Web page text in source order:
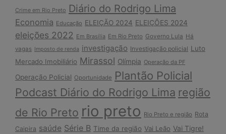
Crime em Rio Preto Diário do Rodrigo Lima
Economia Educação ELEIÇÃO 2024 ELEIÇÕES 2024
eleições 2022 Em Brasília Em Rio Preto Governo Lula Há
vagas
Imposto de renda investigação Investigação policial Luto
Mercado Imobiliário Mirassol Olímpia Operação da PF
Operação Policial Oportunidade Plantão Policial
Podcast Diário do Rodrigo Lima região
de Rio Preto rio preto Rio Preto e região Rota
Caipira saúde Série B Time da região Vai Leão Vai Tigre!